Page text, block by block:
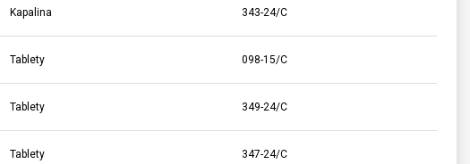
Kapalina 343-24/C
Tablety 098-15/C
Tablety 349-24/C
Tablety 347-24/C